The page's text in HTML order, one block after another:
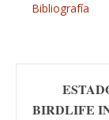
Bibliografía
BIRDLIFE